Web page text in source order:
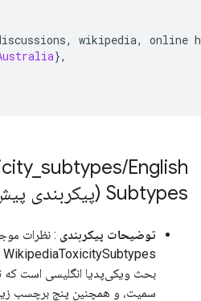
, wikipedia,
online
},
_ subtypes/English
Subtypes (پیکربندی پیش‌فرض)
توضیحات پیکربندی : نظرات
سمیت، و همچنین پنج برچسب